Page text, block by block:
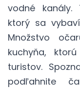
vodné kanály.
ktorý sa
Množstvo
kuchyňa, ktorú
turistov.
podľahnite